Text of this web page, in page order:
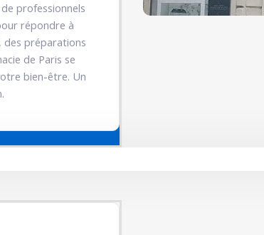
professionnels
répondre à
des préparations
de Paris se
bien-être. Un